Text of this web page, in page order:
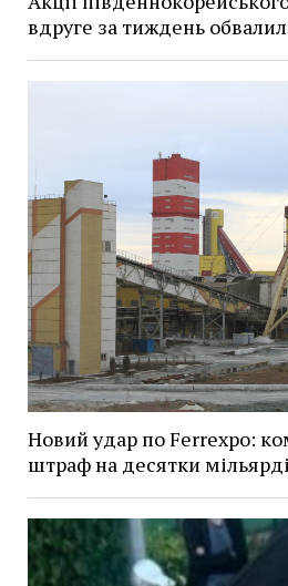
вдруге за тиждень
Новий удар по Ferrexpo:
штраф на десятки